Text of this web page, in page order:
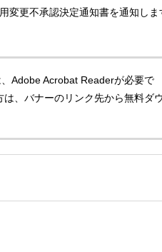
変更不承認決定通知書を通知しま
Adobe Acrobat Readerが必要で
、バナーのリンク先から無料ダウ